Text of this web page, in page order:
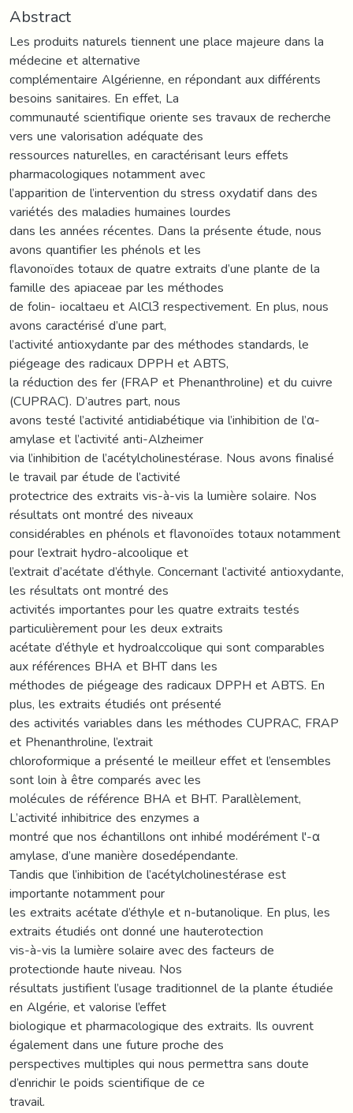
Abstract
Les produits naturels tiennent une place majeure dans la
médecine et alternative
complémentaire Algérienne, en répondant aux différents
besoins sanitaires. En effet, La
communauté scientifique oriente ses travaux de recherche
vers une valorisation adéquate des
ressources naturelles, en caractérisant leurs effets
pharmacologiques notamment avec
l’apparition de l’intervention du stress oxydatif dans des
variétés des maladies humaines lourdes
dans les années récentes. Dans la présente étude, nous
avons quantifier les phénols et les
flavonoïdes totaux de quatre extraits d’une plante de la
famille des apiaceae par les méthodes
de folin- iocaltaeu et AlCl3 respectivement. En plus, nous
avons caractérisé d’une part,
l’activité antioxydante par des méthodes standards, le
piégeage des radicaux DPPH et ABTS,
la réduction des fer (FRAP et Phenanthroline) et du cuivre
(CUPRAC). D’autres part, nous
avons testé l’activité antidiabétique via l’inhibition de l’α-
amylase et l’activité anti-Alzheimer
via l’inhibition de l’acétylcholinestérase. Nous avons finalisé
le travail par étude de l’activité
protectrice des extraits vis-à-vis la lumière solaire. Nos
résultats ont montré des niveaux
considérables en phénols et flavonoïdes totaux notamment
pour l’extrait hydro-alcoolique et
l’extrait d’acétate d’éthyle. Concernant l’activité antioxydante,
les résultats ont montré des
activités importantes pour les quatre extraits testés
particulièrement pour les deux extraits
acétate d’éthyle et hydroalccolique qui sont comparables
aux références BHA et BHT dans les
méthodes de piégeage des radicaux DPPH et ABTS. En
plus, les extraits étudiés ont présenté
des activités variables dans les méthodes CUPRAC, FRAP
et Phenanthroline, l’extrait
chloroformique a présenté le meilleur effet et l’ensembles
sont loin à être comparés avec les
molécules de référence BHA et BHT. Parallèlement,
L’activité inhibitrice des enzymes a
montré que nos échantillons ont inhibé modérément l'-α
amylase, d’une manière dosedépendante.
Tandis que l’inhibition de l’acétylcholinestérase est
importante notamment pour
les extraits acétate d’éthyle et n-butanolique. En plus, les
extraits étudiés ont donné une hauterotection
vis-à-vis la lumière solaire avec des facteurs de
protectionde haute niveau. Nos
résultats justifient l’usage traditionnel de la plante étudiée
en Algérie, et valorise l’effet
biologique et pharmacologique des extraits. Ils ouvrent
également dans une future proche des
perspectives multiples qui nous permettra sans doute
d’enrichir le poids scientifique de ce
travail.